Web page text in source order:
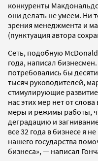
конкуренты
они делать не умеем. Ни
зрения менеджмента и
(пунктуация автора
Сеть, подобную
года, написал
потребовались бы
тысяч руководителей,
стимулирующие
нас этих мер нет от
меры и режимы работы,
деградацию и
все 32 года в бизнесе я
нашего государства
бизнеса», — написал